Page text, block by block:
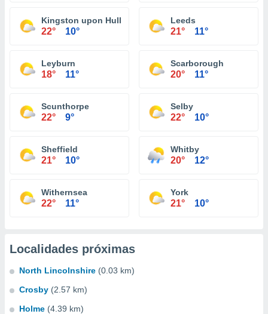
Kingston upon Hull
22° 10°
Leeds
21° 11°
Leyburn
18° 11°
Scarborough
20° 11°
Scunthorpe
22° 9°
Selby
22° 10°
Sheffield
21° 10°
Whitby
20° 12°
Withernsea
22° 11°
York
21° 10°
Localidades próximas
North Lincolnshire (0.03 km)
Crosby (2.57 km)
Holme (4.39 km)